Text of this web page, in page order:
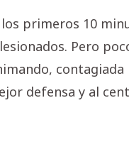
primeros 10
Pero
defensa y al